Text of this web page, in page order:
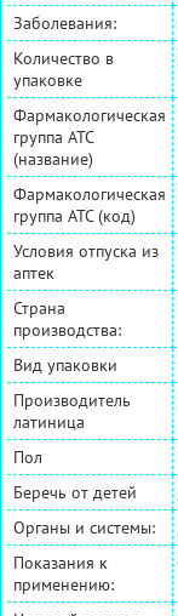
Заболевания:
Количество в
упаковке
Фармакологическая
группа АТС
(название)
Фармакологическая
группа АТС (код)
Условия отпуска из
аптек
Страна
производства:
Вид упаковки
Производитель
латиница
Пол
Беречь от детей
Органы и системы:
Показания к
применению: